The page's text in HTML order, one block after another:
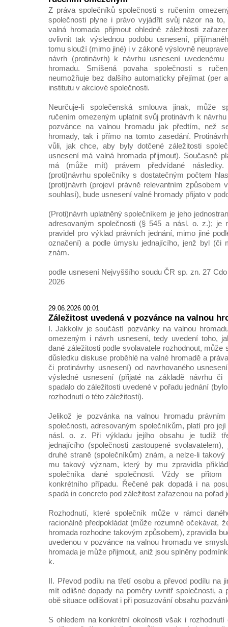
Z práva společníků společnosti s ručením
společnosti plyne i právo vyjádřit svůj názor na
valná hromada přijmout ohledně záležitosti
ovlivnit tak výslednou podobu usnesení,
tomu slouží (mimo jiné) i v zákoně výslovně
návrh (protinávrh) k návrhu usnesení
hromadu. Smíšená povaha společnosti s
neumožňuje bez dalšího automaticky přejímat (per
institutu v akciové společnosti.
Neurčuje-li společenská smlouva jinak, může
ručením omezeným uplatnit svůj protinávrh k
pozvánce na valnou hromadu jak předtím, než
hromady, tak i přímo na tomto zasedání.
vůli, jak chce, aby byly dotčené záležitosti
usnesení má valná hromada přijmout). Současně
má (může mít) právem předvídané
(proti)návrhu společníky s dostatečným počtem
(proti)návrh (projeví právně relevantním způsobem
souhlasí), bude usnesení valné hromady přijato v
(Proti)návrh uplatněný společníkem je jeho
adresovaným společnosti (§ 545 a násl. o. z.); je
pravidel pro výklad právních jednání, mimo jiné
označení) a podle úmyslu jednajícího, jenž byl (či
znám.
podle usnesení Nejvyššího soudu ČR sp. zn. 27
2026
29.06.2026 00:01
Záležitost uvedená v pozvánce na valnou
I. Jakkoliv je součástí pozvánky na valnou
omezeným i návrh usnesení, tedy uvedení toho,
dané záležitosti podle svolavatele rozhodnout, může
důsledku diskuse proběhlé na valné hromadě a
či protinávrhy usnesení) od navrhovaného
výsledné usnesení (přijaté na základě návrhu či
spadalo do záležitosti uvedené v pořadu jednání
rozhodnutí o této záležitosti).
Jelikož je pozvánka na valnou hromadu právním
společnosti, adresovaným společníkům, platí pro
násl. o. z. Při výkladu jejího obsahu je tudíž
jednajícího (společnosti zastoupené
druhé straně (společníkům) znám, a nelze-li
mu takový význam, který by mu zpravidla
společníka dané společnosti. Vždy se
konkrétního případu. Řečené pak dopadá i na
spadá in concreto pod záležitost zařazenou na pořad
Rozhodnutí, které společník může v rámci
racionálně předpokládat (může rozumně očekávat,
hromada rozhodne takovým způsobem), zpravidla
uvedenou v pozvánce na valnou hromadu ve
hromada je může přijmout, aniž jsou splněny
k.
II. Převod podílu na třetí osobu a převod podílu na
mít odlišné dopady na poměry uvnitř společnosti, a
obě situace odlišovat i při posuzování obsahu
S ohledem na konkrétní okolnosti však i